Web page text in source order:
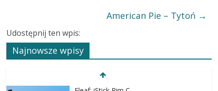
American Pie – Tytoń →
Udostępnij ten wpis:
Najnowsze wpisy